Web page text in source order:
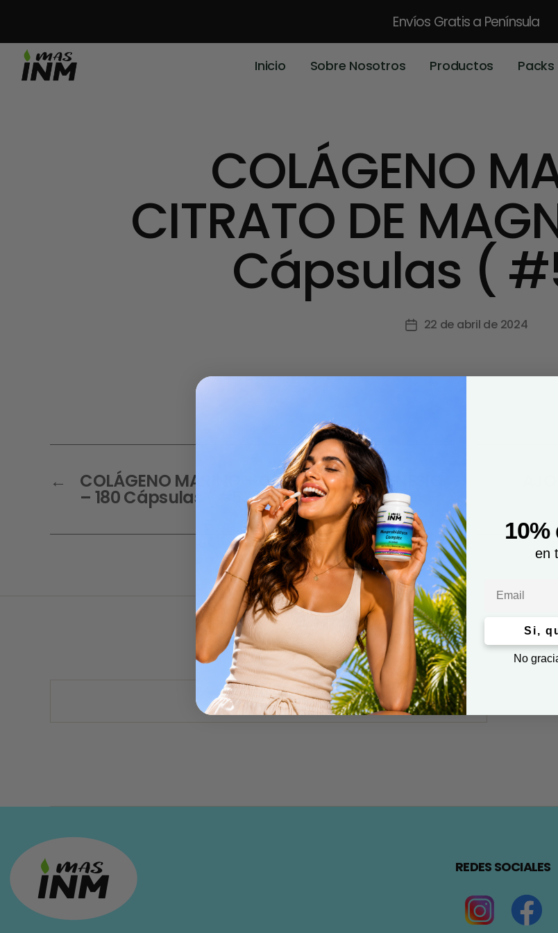
Envíos Gratisa Península
Inicio Sobre Nosotros Productos Packs
COLÁGENO
CITRATO DE
Cápsulas (
22 de abril de 2024
← COLÁGENO MARINO + CITRATO DE MAGNESIO
– 180 Cápsulas ( #5339 )
REDES SOCIALES
en
Si,
No